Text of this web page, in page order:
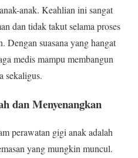
anak. Keahlian ini sangat
dan tidak takut selama proses
Dengan suasana yang hangat
medis mampu membangun
sekaligus.
dan Menyenangkan
perawatan gigi anak adalah
yang mungkin muncul.